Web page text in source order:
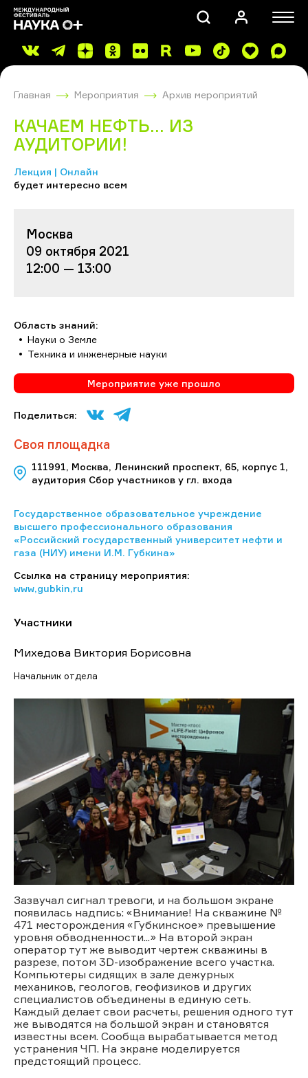
Главная Мероприятия Архив мероприятий
КАЧАЕМ НЕФТЬ... ИЗ
АУДИТОРИИ!
Лекция | Онлайн
будет интересно всем
Москва
09 октября 2021
12:00 — 13:00
Область знаний:
Науки о Земле
Техника и инженерные науки
Мероприятие уже прошло
Поделиться:
Своя площадка
111991, Москва, Ленинский проспект, 65, корпус 1,
аудитория Сбор участников у гл. входа
Государственное образовательное учреждение
высшего профессионального образования
«Российский государственный университет нефти и
газа (НИУ) имени И.М. Губкина»
Ссылка на страницу мероприятия:
www,gubkin,ru
Участники
Михедова Виктория Борисовна
Начальник отдела
Зазвучал сигнал тревоги, и на большом экране
появилась надпись: «Внимание! На скважине №
471 месторождения «Губкинское» превышение
уровня обводненности...» На второй экран
оператор тут же выводит чертеж скважины в
разрезе, потом 3D-изображение всего участка.
Компьютеры сидящих в зале дежурных
механиков, геологов, геофизиков и других
специалистов объединены в единую сеть.
Каждый делает свои расчеты, решения одного тут
же выводятся на большой экран и становятся
известны всем. Сообща вырабатывается метод
устранения ЧП. На экране моделируется
предстоящий процесс.